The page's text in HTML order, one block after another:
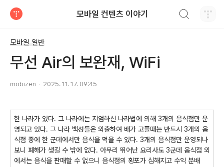
모바일 컨텐츠 이야기
모바일 일반
무선 Air의 보완재, WiFi
mobizen 2025. 11. 17. 09:45
한 나라가 있다. 그 나라에는 지엄하신 나라법에 의해 3개의 음식점만 운
영되고 있다. 그 나라 백성들은 외출하여 배가 고플때는 반드시 3개의 음
식점 중에 한 군데에서만 음식을 먹을 수 있다. 3개의 음식점만 운영되나
보니 폐해가 생길 수 밖에 없다. 아무리 뛰어난 요리사도 3군데 음식점 외
에서는 음식을 판매할 수 없으니 음식점의 횡포가 심해지고 수익 분배